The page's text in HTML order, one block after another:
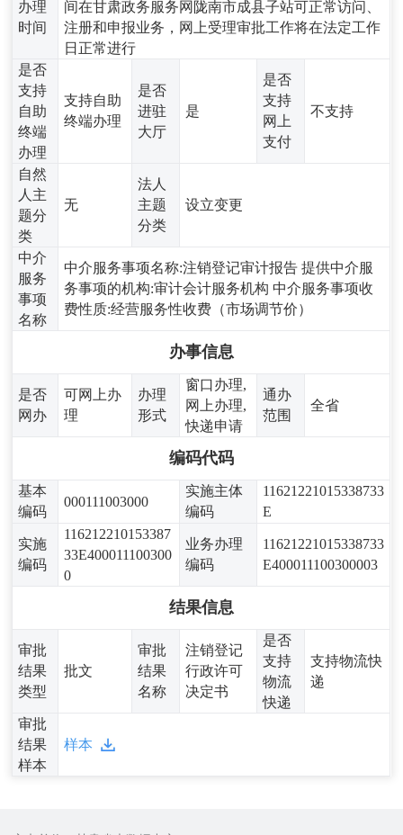
办理
时间
间在甘肃政务服务网陇南市成县子站可正常访问、
注册和申报业务，网上受理审批工作将在法定工作
日正常进行
是否
支持
自助
终端
办理
支持自助
终端办理
是否
进驻
大厅
是
是否
支持
网上
支付
不支持
自然
人主
题分
类
无
法人
主题
分类
设立变更
中介
服务
事项
名称
中介服务事项名称:注销登记审计报告 提供中介服
务事项的机构:审计会计服务机构 中介服务事项收
费性质:经营服务性收费（市场调节价）
办事信息
是否
网办
可网上办
理
办理
形式
窗口办理,
网上办理,
快递申请
通办
范围
全省
编码代码
基本
编码
000111003000
实施主体
编码
11621221015338733
E
实施
编码
116212210153387
33E400011100300
0
业务办理
编码
11621221015338733
E400011100300003
结果信息
审批
结果
类型
批文
审批
结果
名称
注销登记
行政许可
决定书
是否
支持
物流
快递
支持物流快
递
审批
结果
样本
样本